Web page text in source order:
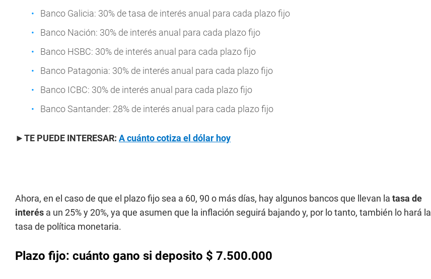
Banco Galicia: 30% de tasa de interés anual para cada plazo fijo
Banco Nación: 30% de interés anual para cada plazo fijo
Banco HSBC: 30% de interés anual para cada plazo fijo
Banco Patagonia: 30% de interés anual para cada plazo fijo
Banco ICBC: 30% de interés anual para cada plazo fijo
Banco Santander: 28% de interés anual para cada plazo fijo
►TE PUEDE INTERESAR: A cuánto cotiza el dólar hoy
Ahora, en el caso de que el plazo fijo sea a 60, 90 o más días, hay algunos bancos que llevan la tasa de
interés a un 25% y 20%, ya que asumen que la inflación seguirá bajando y, por lo tanto, también lo hará la
tasa de política monetaria.
Plazo fijo: cuánto gano si deposito $ 7.500.000